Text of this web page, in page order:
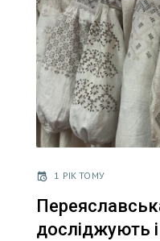
1 РІК ТОМУ
досліджують